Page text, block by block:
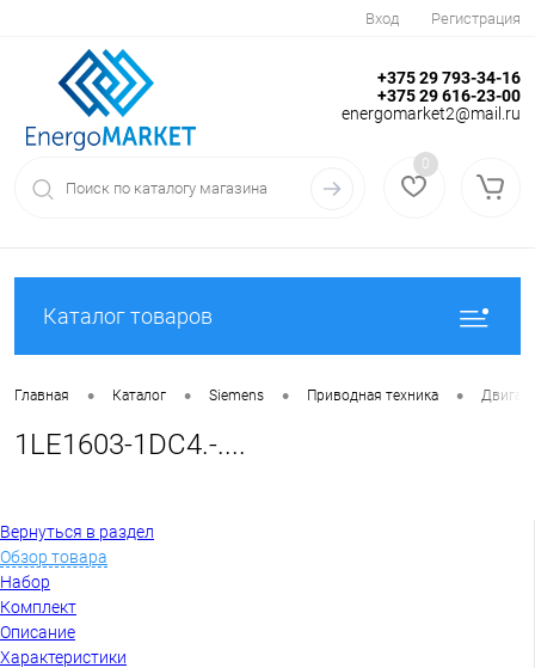
Вход Регистрация
+375 29 793-34-16
+375 29 616-23-00
energomarket2@mail.ru
0
Каталог товаров
Главная • Каталог • Siemens • Приводная техника •
1LE1603-1DC4.-....
Вернуться в раздел
Обзор товара
Набор
Комплект
Описание
Характеристики